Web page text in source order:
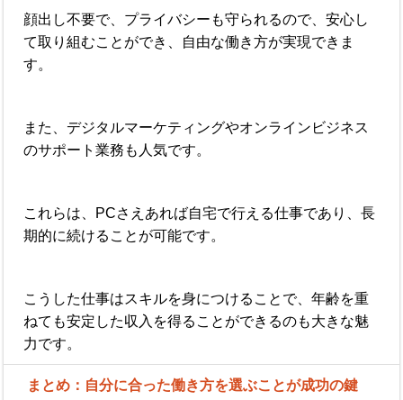
顔出し不要で、プライバシーも守られるので、安心し
て取り組むことができ、自由な働き方が実現できま
す。
また、デジタルマーケティングやオンラインビジネス
のサポート業務も人気です。
これらは、PCさえあれば自宅で行える仕事であり、長
期的に続けることが可能です。
こうした仕事はスキルを身につけることで、年齢を重
ねても安定した収入を得ることができるのも大きな魅
力です。
まとめ：自分に合った働き方を選ぶことが成功の鍵